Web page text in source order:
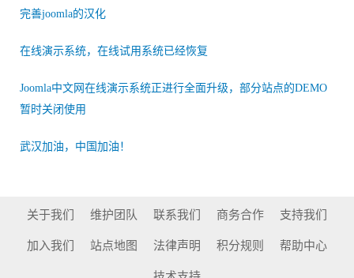
完善joomla的汉化
在线演示系统，在线试用系统已经恢复
Joomla中文网在线演示系统正进行全面升级，部分站点的DEMO
暂时关闭使用
武汉加油，中国加油！
关于我们 维护团队 联系我们 商务合作 支持我们
加入我们 站点地图 法律声明 积分规则 帮助中心